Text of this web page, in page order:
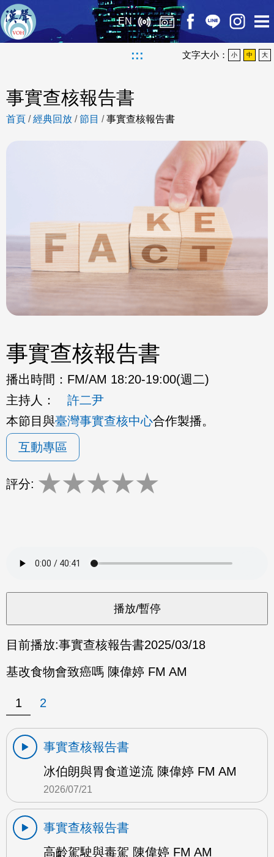
EN
::: 文字大小： 小 中 大
事實查核報告書
首頁 /經典回放 /節目 /事實查核報告書
事實查核報告書
播出時間： FM/AM 18:20-19:00(週二)
主持人：
許二尹
本節目與臺灣事實查核中心合作製播。
互動專區
評分: ★★★★★
目前播放:事實查核報告書2025/03/18
基改食物會致癌嗎 陳偉婷 FM AM
1 2
事實查核報告書
冰伯朗與胃食道逆流 陳偉婷 FM AM
2026/07/21
事實查核報告書
高齡駕駛與毒駕 陳偉婷 FM AM